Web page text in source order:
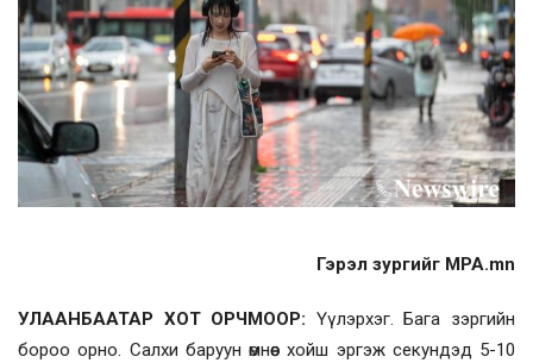
Гэрэл зургийг MPA.mn
УЛААНБААТАР ХОТ ОРЧМООР: Үүлэрхэг. Бага зэргийн
бороо орно. Салхи баруун өмнөөс хойш эргэж секундэд 5-10